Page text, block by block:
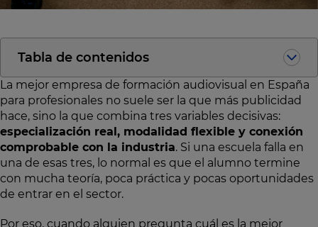
Tabla de contenidos
La mejor empresa de formación audiovisual en España
para profesionales no suele ser la que más publicidad
hace, sino la que combina tres variables decisivas:
especialización real, modalidad flexible y conexión
comprobable con la industria. Si una escuela falla en
una de esas tres, lo normal es que el alumno termine
con mucha teoría, poca práctica y pocas oportunidades
de entrar en el sector.
Por eso, cuando alguien pregunta cuál es la mejor